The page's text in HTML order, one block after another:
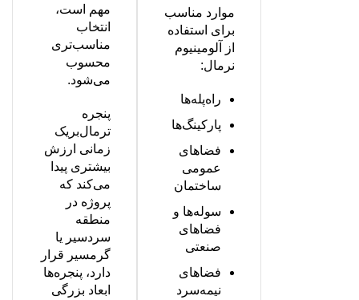
موارد مناسب
برای استفاده
از آلومینیوم
نرمال:
راه‌پله‌ها
پارکینگ‌ها
فضاهای
عمومی
ساختمان
سوله‌ها و
فضاهای
صنعتی
فضاهای
نیمه‌سرد
مهم است،
انتخاب
مناسب‌تری
محسوب
می‌شود.
پنجره
ترمال‌بریک
زمانی ارزش
بیشتری پیدا
می‌کند که
پروژه در
منطقه
سردسیر یا
گرمسیر قرار
دارد، پنجره‌ها
ابعاد بزرگی